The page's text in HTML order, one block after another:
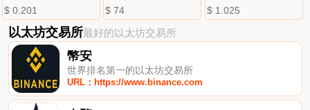
$ 0.201 $ 74 $ 1.025
以太坊交易所最好的以太坊交易所
幣安
世界排名第一的以太坊交易所
URL：https://www.binance.com